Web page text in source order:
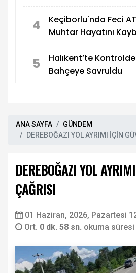
4
Keçiborlu'nda Feci
Muhtar Hayatını
5
Halıkent’te
Bahçeye Savruldu
ANA SAYFA
GÜNDEM
DEREBOĞAZI YOL AYRIMI İÇİN
DEREBOĞAZI YOL
ÇAĞRISI
01 Haziran, 2026, Pazartesi
Ort. 0 dk. 58 sn. okuma süresi